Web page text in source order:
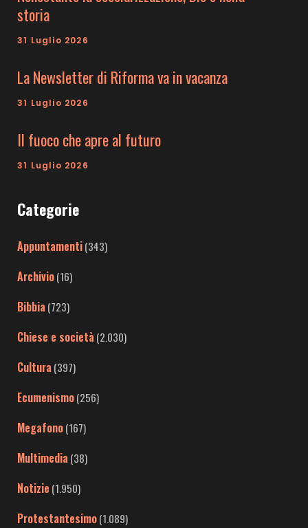
storia
31 Luglio 2026
La Newsletter di Riforma va in vacanza
31 Luglio 2026
Il fuoco che apre al futuro
31 Luglio 2026
Categorie
Appuntamenti(343)
Archivio(16)
Bibbia (723)
Chiese e società (2.030)
Cultura (397)
Ecumenismo(256)
Megafono(167)
Multimedia (38)
Notizie (1.950)
Protestantesimo(1.089)